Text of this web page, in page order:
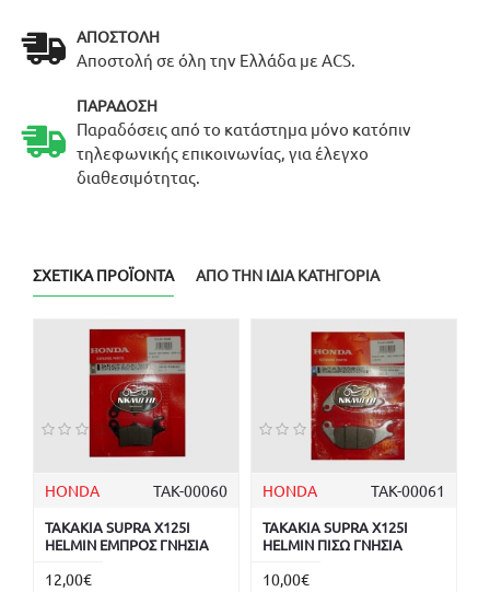
ΑΠΟΣΤΟΛΉ
Αποστολή σε όλη την Ελλάδα με ACS.
ΠΑΡΆΔΟΣΗ
Παραδόσεις από το κατάστημα μόνο κατόπιν
τηλεφωνικής επικοινωνίας, για έλεγχο
διαθεσιμότητας.
ΣΧΕΤΙΚΆ ΠΡΟΪΌΝΤΑ ΑΠΌ ΤΗΝ ΊΔΙΑ ΚΑΤΗΓΟΡΊΑ
HONDA ΤΑΚ-00060
ΤΑΚΑΚΙΑ SUPRA X125I
HELMIN ΕΜΠΡΟΣ ΓΝΗΣΙΑ
12,00€
HONDA ΤΑΚ-00061
ΤΑΚΑΚΙΑ SUPRA X125I
HELMIN ΠΙΣΩ ΓΝΗΣΙΑ
10,00€